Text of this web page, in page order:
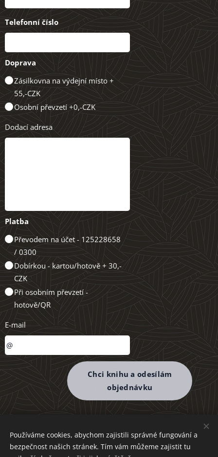
Telefonní číslo
Doprava
Zásilkovna na výdejní místo +
55,-CZK
Osobní převzetí +0,-CZK
Dodací adresa
Platba
Převodem na účet - 125228658
/ 0300
Dobírkou - kartou/hotově + 30,-
CZK
Při osobním převzetí -
hotově/QR
E-mail
Chci knihu a odesílám
objednávku
Používáme cookies, abychom zajistili správné fungování a
bezpečnost našich stránek. Tím vám můžeme zajistit tu